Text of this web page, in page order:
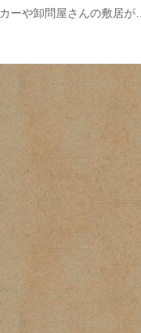
ーや卸問屋さんの敷居が…